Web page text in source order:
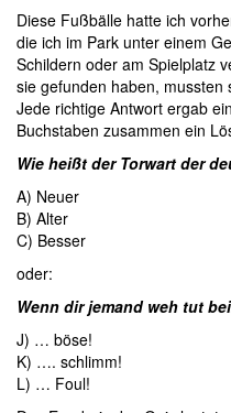
Diese Fußbälle hatte ich
die ich im Park unter einem
Schildern oder am Spielplatz
sie gefunden haben,
Jede richtige Antwort ergab
Buchstaben zusammen ein
Wie heißt der Torwart der
A) Neuer
B) Alter
C) Besser
oder:
Wenn dir jemand weh tut
J) … böse!
K) …. schlimm!
L) … Foul!